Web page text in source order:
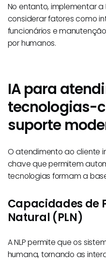
No entanto, implementar
considerar fatores como
funcionários e
por humanos.
IA para
tecnologias-
suporte
O atendimento ao cliente
chave que permitem
tecnologias formam a
Capacidades de
Natural (PLN)
A NLP permite que os
humana, tornando as